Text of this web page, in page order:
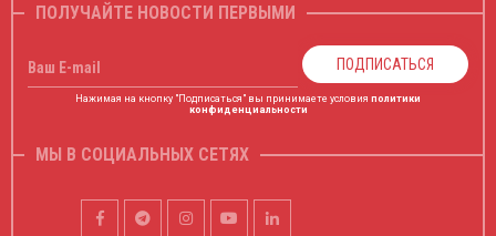
ПОЛУЧАЙТЕ НОВОСТИ ПЕРВЫМИ
Ваш E-mail ПОДПИСАТЬСЯ
Нажимая на кнопку "Подписаться" вы принимаете условия политики
конфиденциальности
МЫ В СОЦИАЛЬНЫХ СЕТЯХ